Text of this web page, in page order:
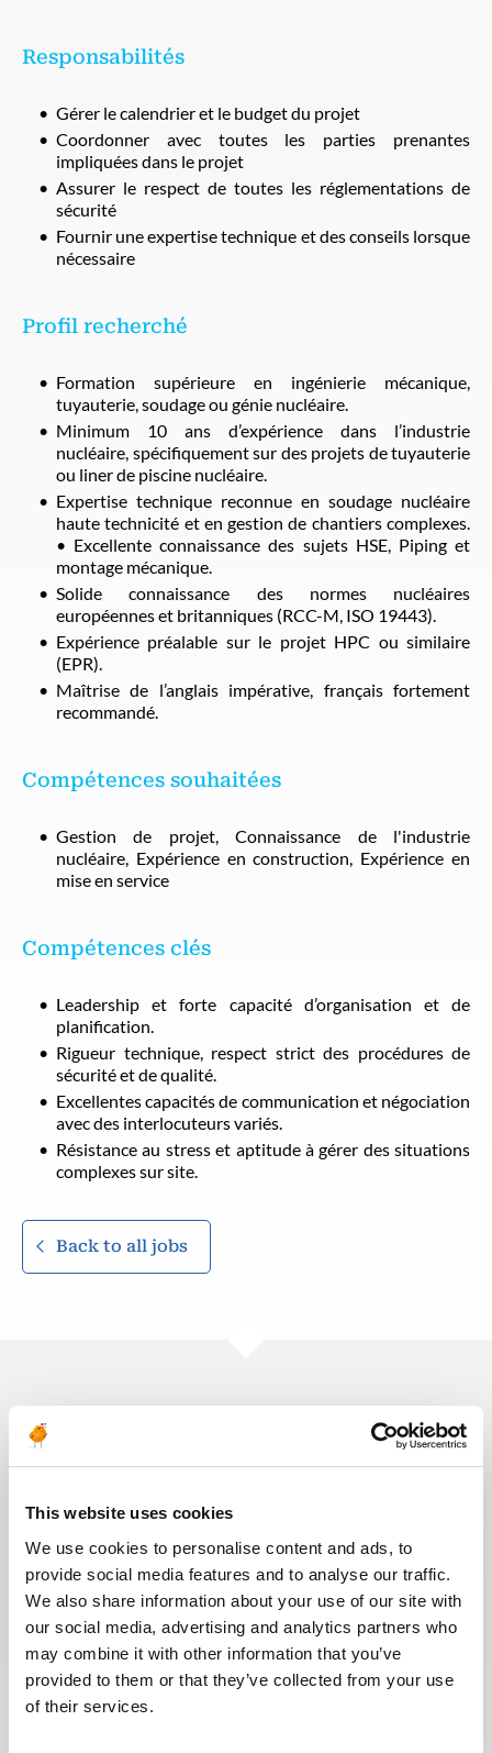
This website uses cookies
We use cookies to personalise content and ads, to
provide social media features and to analyse our traffic.
We also share information about your use of our site with
our social media, advertising and analytics partners who
may combine it with other information that you’ve
provided to them or that they’ve collected from your use
of their services.
Responsabilités
Gérer le calendrier et le budget du projet
Coordonner avec toutes les parties prenantes
impliquées dans le projet
Assurer le respect de toutes les réglementations de
sécurité
Fournir une expertise technique et des conseils lorsque
nécessaire
Profil recherché
Formation supérieure en ingénierie mécanique,
tuyauterie, soudage ou génie nucléaire.
Minimum 10 ans d’expérience dans l’industrie
nucléaire, spécifiquement sur des projets de tuyauterie
ou liner de piscine nucléaire.
Expertise technique reconnue en soudage nucléaire
haute technicité et en gestion de chantiers complexes.
• Excellente connaissance des sujets HSE, Piping et
montage mécanique.
Solide connaissance des normes nucléaires
européennes et britanniques (RCC-M, ISO 19443).
Expérience préalable sur le projet HPC ou similaire
(EPR).
Maîtrise de l’anglais impérative, français fortement
recommandé.
Compétences souhaitées
Gestion de projet, Connaissance de l'industrie
nucléaire, Expérience en construction, Expérience en
mise en service
Compétences clés
Leadership et forte capacité d’organisation et de
planification.
Rigueur technique, respect strict des procédures de
sécurité et de qualité.
Excellentes capacités de communication et négociation
avec des interlocuteurs variés.
Résistance au stress et aptitude à gérer des situations
complexes sur site.
Back to all jobs
You may also like these jobs
CONSTRUCTION & COMMISSIONING
Mechanical Commissioning
Supervisor
EMIRATES
MIDSTREAM
ID : 10536
Commissioning Supervisor – Onshore Operations